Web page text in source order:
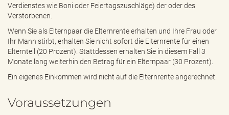
Verdienstes wie Boni oder Feiertagszuschläge) der oder des
Verstorbenen.
Wenn Sie als Elternpaar die Elternrente erhalten und Ihre Frau oder
Ihr Mann stirbt, erhalten Sie nicht sofort die Elternrente für einen
Elternteil (20 Prozent). Stattdessen erhalten Sie in diesem Fall 3
Monate lang weiterhin den Betrag für ein Elternpaar (30 Prozent).
Ein eigenes Einkommen wird nicht auf die Elternrente angerechnet.
Voraussetzungen